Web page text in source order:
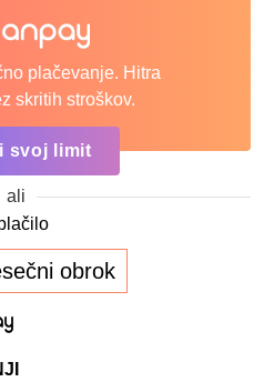
plačevanje. Hitra
skritih stroškov.
svoj limit
ali
obrok